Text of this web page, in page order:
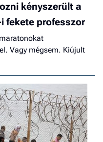
kényszerült a
fekete professzor
Vagy mégsem. Kiújult